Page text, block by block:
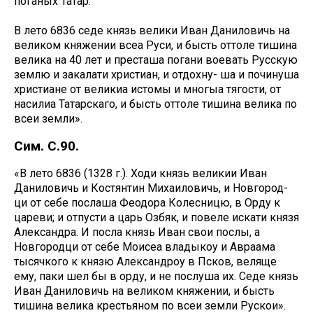
В лето 6836 седе князь велики Иван Даниловичь на
великом княжении всеа Руси, и бысть оттоле тишина
велика на 40 лет и престаша погани воевать Русскую
землю и закалати христиан, и отдохну- ша и починуша
христиане от великиа истомы и многыа тягости, от
насилиа Татарскаго, и бысть оттоле тишина велика по
всеи земли».
Сим. С.90.
«В лето 6836 (1328 г.). Ходи князь великии Иван
Даниловичь и Костянтин Михаиловичь, и Новгород-
ци от себе послаша Феодора Колесницю, в Орду к
цареви; и отпусти а царь Озбяк, и повеле искати князя
Александра. И посла князь Иван свои послы, а
Новгородци от себе Моисеа владыкоу и Авраама
тысячкого к князю Александроу в Псков, веляще
ему, паки шел бы в орду, и не послуша их. Седе князь
Иван Даниловичь на великом княжении, и бысть
тишина велика крестьяном по всеи земли Рускои».